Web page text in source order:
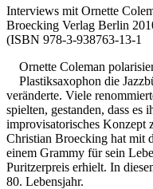
Interviews mit Ornette
Broecking Verlag Berlin
(ISBN 978-3-938763-13-1
Ornette Coleman
Plastiksaxophon die
veränderte. Viele
spielten, gestanden, dass es
improvisatorisches Konzept
Christian Broecking hat mit
einem Grammy für sein
Puritzerpreis erhielt. In
80. Lebensjahr.